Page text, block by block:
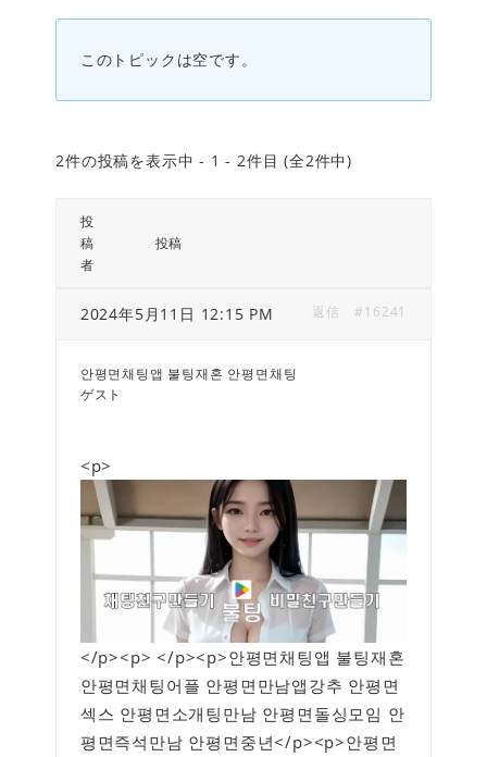
このトピックは空です。
2件の投稿を表示中 - 1 - 2件目 (全2件中)
投
稿
者
投稿
2024年5月11日 12:15 PM #16241
返信
안평면채팅앱 불팅재혼 안평면채팅
ゲスト
<p>
</p><p> </p><p>안평면채팅앱 불팅재혼
안평면채팅어플 안평면만남앱강추 안평면
섹스 안평면소개팅만남 안평면돌싱모임 안
평면즉석만남 안평면중년</p><p>안평면